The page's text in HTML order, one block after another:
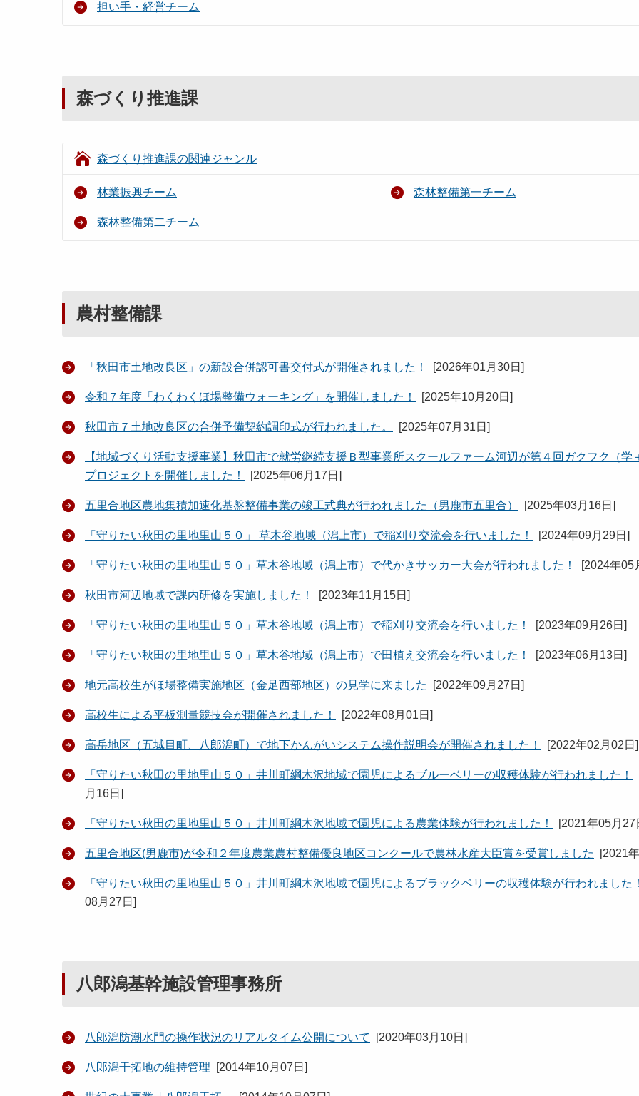
担い手・経営チーム
森づくり推進課
森づくり推進課の関連ジャンル
林業振興チーム 森林整備第一チーム
森林整備第二チーム
農村整備課
「秋田市土地改良区」の新設合併認可書交付式が開催されました！ [2026年01月30日 ]
令和７年度「わくわくほ場整備ウォーキング」を開催しました！ [2025年10月20日 ]
秋田市７土地改良区の合併予備契約調印式が行われました。 [2025年07月31日 ]
【地域づくり活動支援事業】秋田市で就労継続支援Ｂ型事業所スクールファーム河辺が第４回ガクフク（学
プロジェクトを開催しました！
[2025年06月17日 ]
五里合地区農地集積加速化基盤整備事業の竣工式典が行われました（男鹿市五里合） [2025年03月16日 ]
「守りたい秋田の里地里山５０」 草木谷地域（潟上市）で稲刈り交流会を行いました！ [2024年09月29日 ]
「守りたい秋田の里地里山５０」草木谷地域（潟上市）で代かきサッカー大会が行われました！ [2024年05
秋田市河辺地域で課内研修を実施しました！ [2023年11月15日 ]
「守りたい秋田の里地里山５０」草木谷地域（潟上市）で稲刈り交流会を行いました！ [2023年09月26日 ]
「守りたい秋田の里地里山５０」草木谷地域（潟上市）で田植え交流会を行いました！ [2023年06月13日 ]
地元高校生がほ場整備実施地区（金足西部地区）の見学に来ました [2022年09月27日 ]
高校生による平板測量競技会が開催されました！ [2022年08月01日 ]
高岳地区（五城目町、八郎潟町）で地下かんがいシステム操作説明会が開催されました！ [2022年02月02日 ]
「守りたい秋田の里地里山５０」井川町綱木沢地域で園児によるブルーベリーの収穫体験が行われました！
月16日 ]
「守りたい秋田の里地里山５０」井川町綱木沢地域で園児による農業体験が行われました！ [2021年05月27
五里合地区(男鹿市)が令和２年度農業農村整備優良地区コンクールで農林水産大臣賞を受賞しました [2021
「守りたい秋田の里地里山５０」井川町綱木沢地域で園児によるブラックベリーの収穫体験が行われました！
08月27日 ]
八郎潟基幹施設管理事務所
八郎潟防潮水門の操作状況のリアルタイム公開について [2020年03月10日 ]
八郎潟干拓地の維持管理 [2014年10月07日 ]